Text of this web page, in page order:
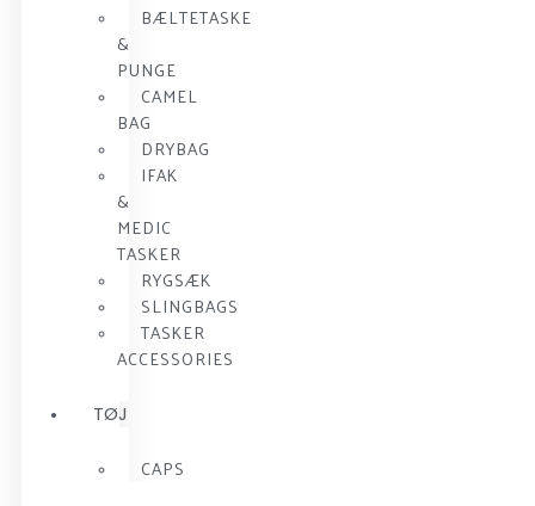
BÆLTETASKE
&
PUNGE
CAMEL
BAG
DRYBAG
IFAK
&
MEDIC
TASKER
RYGSÆK
SLINGBAGS
TASKER
ACCESSORIES
TØJ
CAPS